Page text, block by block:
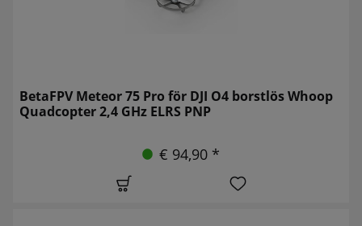
BetaFPV Meteor 75 Pro för DJI O4 borstlös Whoop
Quadcopter 2,4 GHz ELRS PNP
€ 94,90 *